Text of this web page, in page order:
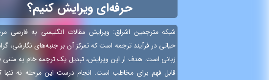
حرفه‌ای ویرایش کنیم؟
شبکه مترجمین اشراق: ویرایش مقالات انگلیسی به فارسی
حیاتی در فرآیند ترجمه است که تمرکز آن بر جنبه‌های نگارشی،
زبانی است. هدف از این ویرایش، تبدیل یک ترجمه خام به متنی
قابل فهم برای مخاطب است. انجام درست این مرحله نه تنها